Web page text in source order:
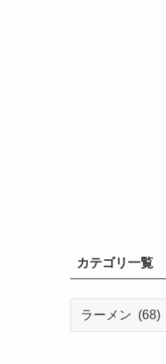
カテゴリ一覧